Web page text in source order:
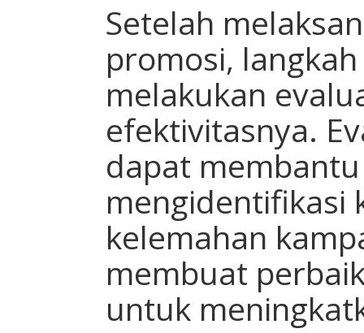
Setelah
promosi,
melakukan
efektivitasnya.
dapat
mengidentifikasi
kelemahan
membuat
untuk